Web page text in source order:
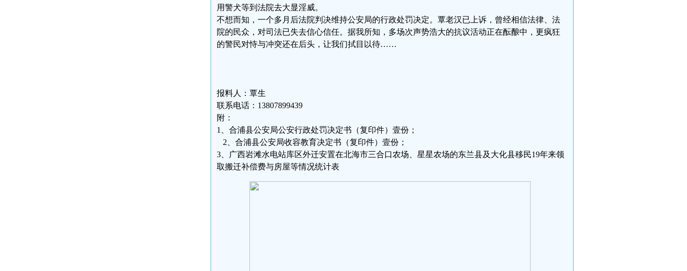
用警犬等到法院去大显淫威。
不想而知，一个多月后法院判决维持公安局的行政处罚决定。覃老汉已上诉，曾经相信法律、法
院的民众，对司法已失去信心信任。据我所知，多场次声势浩大的抗议活动正在酝酿中，更疯狂
的警民对恃与冲突还在后头，让我们拭目以待……
报料人：覃生
联系电话：13807899439
附：
1、合浦县公安局公安行政处罚决定书（复印件）壹份；
2、合浦县公安局收容教育决定书（复印件）壹份；
3、广西岩滩水电站库区外迁安置在北海市三合口农场、星星农场的东兰县及大化县移民19年来领
取搬迁补偿费与房屋等情况统计表